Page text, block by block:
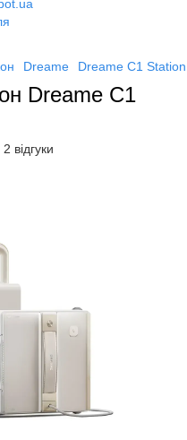
Dreame Dreame C1 Station
Dreame C1
2 відгуки